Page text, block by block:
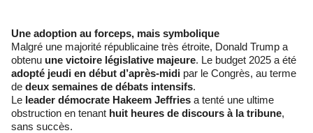
Une adoption au forceps, mais symbolique
Malgré une majorité républicaine très étroite, Donald Trump a
obtenu une victoire législative majeure. Le budget 2025 a été
adopté jeudi en début d’après-midi par le Congrès, au terme
de deux semaines de débats intensifs.
Le leader démocrate Hakeem Jeffries a tenté une ultime
obstruction en tenant huit heures de discours à la tribune,
sans succès.